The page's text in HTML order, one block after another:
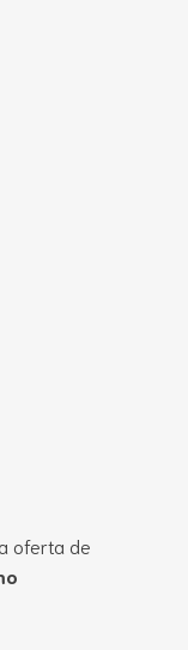
oferta de